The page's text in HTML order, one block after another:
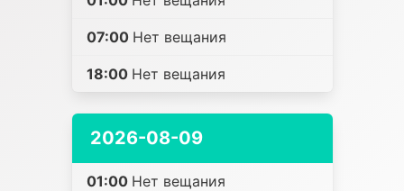
07:00 Нет вещания
18:00 Нет вещания
2026-08-09
01:00 Нет вещания